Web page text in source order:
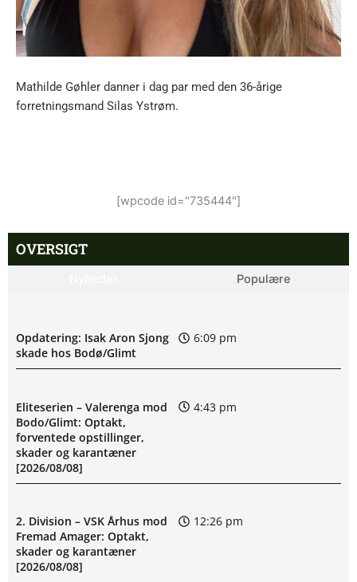
Mathilde Gøhler danner i dag par med den 36-årige
forretningsmand Silas Ystrøm.
[wpcode id="735444"]
OVERSIGT
Populære
Opdatering: Isak Aron Sjong
skade hos Bodø/Glimt
6:09 pm
Eliteserien – Valerenga mod
Bodo/Glimt: Optakt,
forventede opstillinger,
skader og karantæner
[2026/08/08]
4:43 pm
2. Division – VSK Århus mod
Fremad Amager: Optakt,
skader og karantæner
[2026/08/08]
12:26 pm